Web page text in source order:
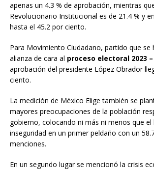
apenas un 4.3 % de aprobación, mientras
Revolucionario Institucional es de 21.4 % y
hasta el 45.2 por ciento.
Para Movimiento Ciudadano, partido que se
alianza de cara al proceso electoral 2023 –
aprobación del presidente López Obrador
ciento.
La medición de México Elige también se
mayores preocupaciones de la población
gobierno, colocando ni más ni menos que el
inseguridad en un primer peldaño con un
menciones.
En un segundo lugar se mencionó la crisis